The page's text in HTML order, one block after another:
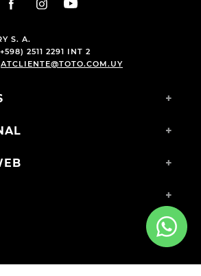
S. A.
2511 2291 INT 2
ATCLIENTE@TOTO.COM.UY
+
+
+
+